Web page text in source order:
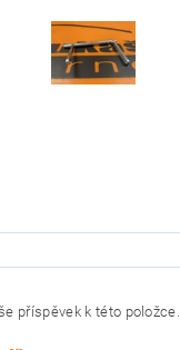
příspěvek k této položce.